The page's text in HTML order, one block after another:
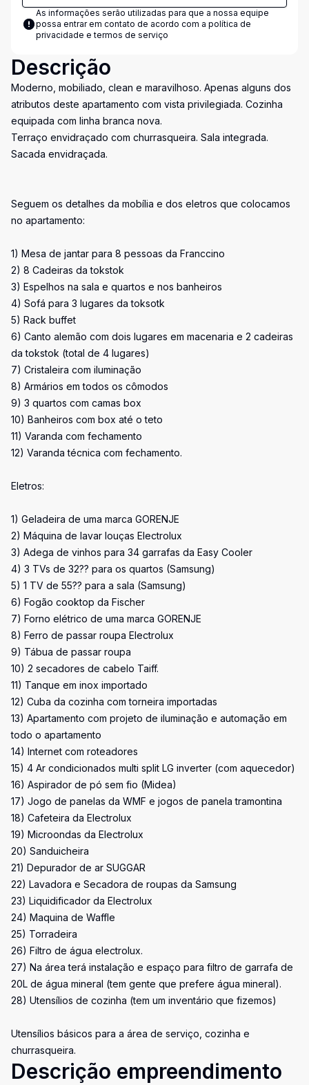
As informações serão utilizadas para que a nossa equipe
possa entrar em contato de acordo com a política de
privacidade e termos de serviço
Descrição
Moderno, mobiliado, clean e maravilhoso. Apenas alguns dos
atributos deste apartamento com vista privilegiada. Cozinha
equipada com linha branca nova.
Terraço envidraçado com churrasqueira. Sala integrada.
Sacada envidraçada.
Seguem os detalhes da mobília e dos eletros que colocamos
no apartamento:
1) Mesa de jantar para 8 pessoas da Franccino
2) 8 Cadeiras da tokstok
3) Espelhos na sala e quartos e nos banheiros
4) Sofá para 3 lugares da toksotk
5) Rack buffet
6) Canto alemão com dois lugares em macenaria e 2 cadeiras
da tokstok (total de 4 lugares)
7) Cristaleira com iluminação
8) Armários em todos os cômodos
9) 3 quartos com camas box
10) Banheiros com box até o teto
11) Varanda com fechamento
12) Varanda técnica com fechamento.
Eletros:
1) Geladeira de uma marca GORENJE
2) Máquina de lavar louças Electrolux
3) Adega de vinhos para 34 garrafas da Easy Cooler
4) 3 TVs de 32?? para os quartos (Samsung)
5) 1 TV de 55?? para a sala (Samsung)
6) Fogão cooktop da Fischer
7) Forno elétrico de uma marca GORENJE
8) Ferro de passar roupa Electrolux
9) Tábua de passar roupa
10) 2 secadores de cabelo Taiff.
11) Tanque em inox importado
12) Cuba da cozinha com torneira importadas
13) Apartamento com projeto de iluminação e automação em
todo o apartamento
14) Internet com roteadores
15) 4 Ar condicionados multi split LG inverter (com aquecedor)
16) Aspirador de pó sem fio (Midea)
17) Jogo de panelas da WMF e jogos de panela tramontina
18) Cafeteira da Electrolux
19) Microondas da Electrolux
20) Sanduicheira
21) Depurador de ar SUGGAR
22) Lavadora e Secadora de roupas da Samsung
23) Liquidificador da Electrolux
24) Maquina de Waffle
25) Torradeira
26) Filtro de água electrolux.
27) Na área terá instalação e espaço para filtro de garrafa de
20L de água mineral (tem gente que prefere água mineral).
28) Utensílios de cozinha (tem um inventário que fizemos)
Utensílios básicos para a área de serviço, cozinha e
churrasqueira.
Descrição empreendimento